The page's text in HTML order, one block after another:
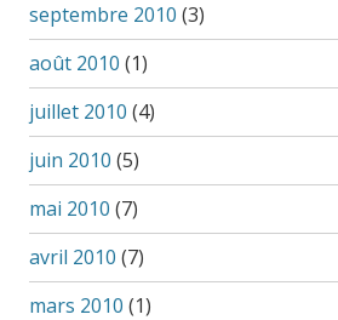
septembre 2010 (3)
août 2010 (1)
juillet 2010 (4)
juin 2010 (5)
mai 2010 (7)
avril 2010 (7)
mars 2010 (1)